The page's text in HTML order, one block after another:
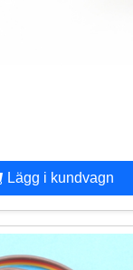
Lägg i kundvagn